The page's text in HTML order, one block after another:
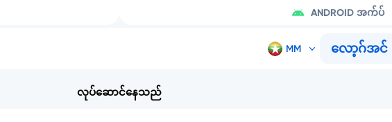
ANDROID အက်ပ်
လော့ဂ်အင်
လုပ်ဆောင်နေသည်